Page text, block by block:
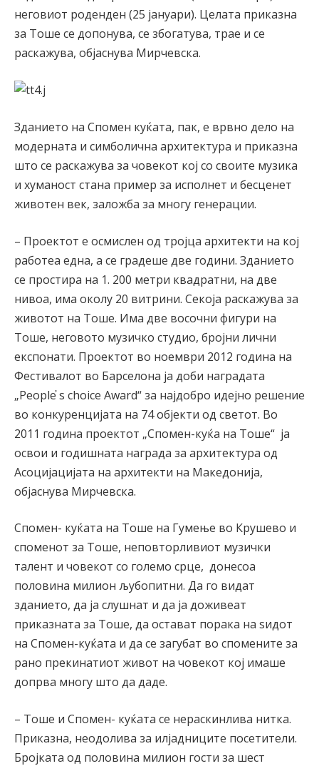
неговиот роденден (25 јануари). Целата приказна
за Тоше се допонува, се збогатува, трае и се
раскажува, објаснува Мирчевска.
Зданието на Спомен куќата, пак, е врвно дело на
модерната и симболична архитектура и приказна
што се раскажува за човекот кој со своите музика
и хуманост стана пример за исполнет и бесценет
животен век, заложба за многу генерации.
– Проектот е осмислен од тројца архитекти на кој
работеа една, а се градеше две години. Зданието
се простира на 1. 200 метри квадратни, на две
нивоа, има околу 20 витрини. Секоја раскажува за
животот на Тоше. Има две восочни фигури на
Тоше, неговото музичко студио, бројни лични
експонати. Проектот во ноември 2012 година на
Фестивалот во Барселона ја доби наградата
„People ҆s choice Award“ за најдобро идејно решение
во конкуренцијата на 74 објекти од светот. Во
2011 година проектот „Спомен-куќа на Тоше“ ја
освои и годишната награда за архитектура од
Асоцијацијата на архитекти на Македонија,
објаснува Мирчевска.
Спомен- куќата на Тоше на Гумење во Крушево и
споменот за Тоше, неповторливиот музички
талент и човекот со големо срце, донесоа
половина милион љубопитни. Да го видат
зданието, да ја слушнат и да ја доживеат
приказната за Тоше, да остават порака на ѕидот
на Спомен-куќата и да се загубат во спомените за
рано прекинатиот живот на човекот кој имаше
допрва многу што да даде.
– Тоше и Спомен- куќата се нераскинлива нитка.
Приказна, неодолива за илјадниците посетители.
Бројката од половина милион гости за шест